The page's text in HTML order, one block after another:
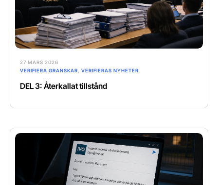
27 MARS 2026
VERIFIERA GRANSKAR
VERIFIERAS NYHETER
DEL 3: Återkallat tillstånd